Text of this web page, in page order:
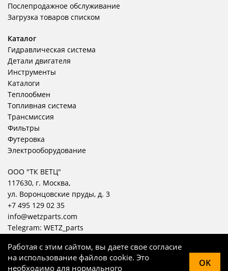
Послепродажное обслуживание
Загрузка товаров списком
Каталог
Гидравлическая система
Детали двигателя
Инструменты
Каталоги
Теплообмен
Топливная система
Трансмиссия
Фильтры
Футеровка
Электрооборудование
ООО "ТК ВЕТЦ"
117630, г. Москва,
ул. Воронцовские пруды, д. 3
+7 495 129 02 35
info@wetzparts.com
Telegram: WETZ_parts
Работая с этим сайтом, вы даете свое согласие
на использование файлов cookie. Это
необходимо для нормального
OK